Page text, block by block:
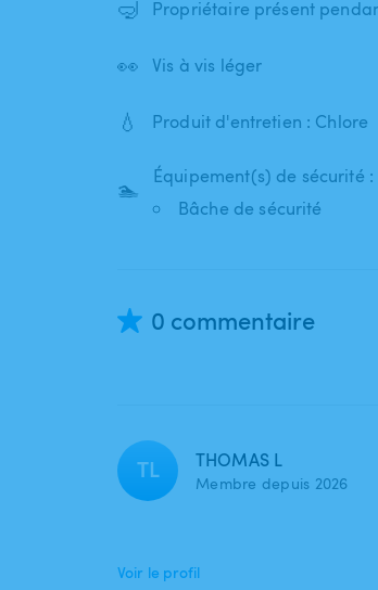
🤿 Propriétaire présent
👀 Vis à vis léger
💧 Produit d'entretien : Chlore
🏊
Équipement(s) de sécurité :
Bâche de sécurité
0 commentaire
TL THOMAS L
Membre depuis 2026
Voir le profil